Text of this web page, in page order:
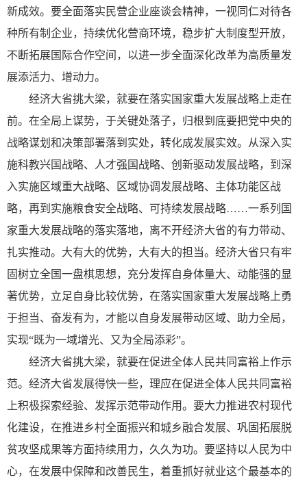
新成效。要全面落实民营企业座谈会精神，一视同仁对待各
种所有制企业，持续优化营商环境，稳步扩大制度型开放，
不断拓展国际合作空间，以进一步全面深化改革为高质量发
展添活力、增动力。
经济大省挑大梁，就要在落实国家重大发展战略上走在
前。在全局上谋势，于关键处落子，归根到底要把党中央的
战略谋划和决策部署落到实处，转化成发展实效。从深入实
施科教兴国战略、人才强国战略、创新驱动发展战略，到深
入实施区域重大战略、区域协调发展战略、主体功能区战
略，再到实施粮食安全战略、可持续发展战略……一系列国
家重大发展战略的落实落地，离不开经济大省的有力带动、
扎实推动。大有大的优势，大有大的担当。经济大省只有牢
固树立全国一盘棋思想，充分发挥自身体量大、动能强的显
著优势，立足自身比较优势，在落实国家重大发展战略上勇
于担当、奋发有为，才能以自身发展带动区域、助力全局，
实现“既为一域增光、又为全局添彩”。
经济大省挑大梁，就要在促进全体人民共同富裕上作示
范。经济大省发展得快一些，理应在促进全体人民共同富裕
上积极探索经验、发挥示范带动作用。要大力推进农村现代
化建设，在推进乡村全面振兴和城乡融合发展、巩固拓展脱
贫攻坚成果等方面持续用力，久久为功。要坚持以人民为中
心，在发展中保障和改善民生，着重抓好就业这个最基本的